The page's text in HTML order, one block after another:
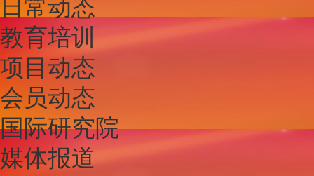
教育培训
项目动态
会员动态
国际研究院
媒体报道